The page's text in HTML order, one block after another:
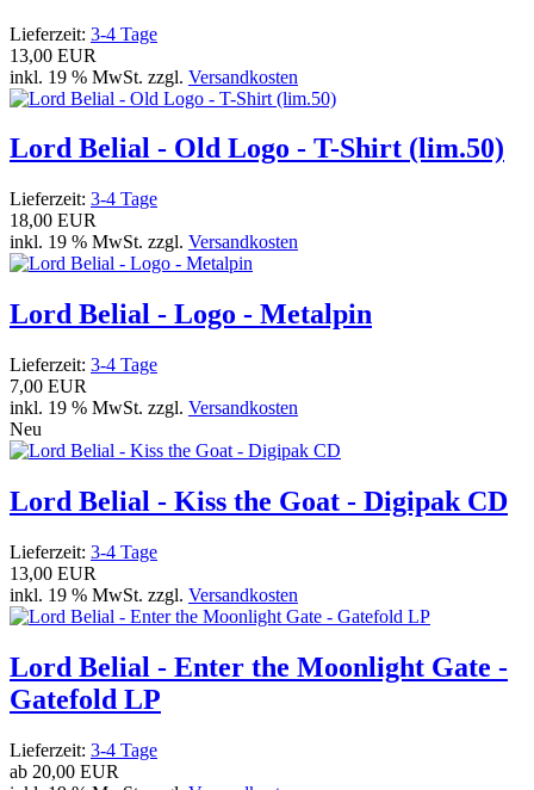
Lieferzeit: 3-4 Tage
13,00 EUR
inkl. 19 % MwSt. zzgl. Versandkosten
Lord Belial - Old Logo - T-Shirt (lim.50)
Lieferzeit: 3-4 Tage
18,00 EUR
inkl. 19 % MwSt. zzgl. Versandkosten
Lord Belial - Logo - Metalpin
Lieferzeit: 3-4 Tage
7,00 EUR
inkl. 19 % MwSt. zzgl. Versandkosten
Neu
Lord Belial - Kiss the Goat - Digipak CD
Lieferzeit: 3-4 Tage
13,00 EUR
inkl. 19 % MwSt. zzgl. Versandkosten
Lord Belial - Enter the Moonlight Gate -
Gatefold LP
Lieferzeit: 3-4 Tage
ab 20,00 EUR